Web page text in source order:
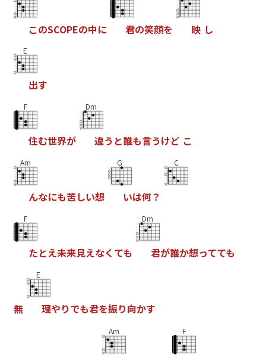
このSCOPEの中に 君の笑顔を 映 し
E
出す
F
住む世界が
Dm
違う と誰も言うけど こ
Am
んなにも苦しい想
G
いは何 ？
C
F
たとえ未来見えなく ても
Dm
君が誰か想ってても
無
E
理やりでも君を振り向かす
Am F